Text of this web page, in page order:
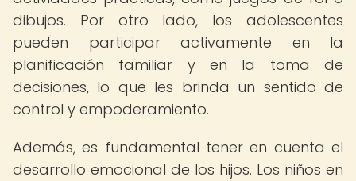
dibujos. Por otro lado, los adolescentes
pueden participar activamente en la
planificación familiar y en la toma de
decisiones, lo que les brinda un sentido de
control y empoderamiento.
Además, es fundamental tener en cuenta el
desarrollo emocional de los hijos. Los niños en